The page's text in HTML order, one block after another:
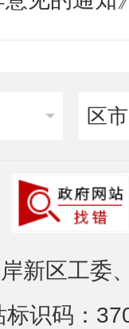
区
新区工委
标识码：